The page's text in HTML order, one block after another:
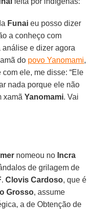
Funai eu posso dizer
a conheço com
e dizer agora
do povo Yanomami,
com ele, me disse: “Ele
nada porque ele não
xamãYanomami. Vai
nomeou no Incra
de grilagem de
.Clovis Cardoso, que é
Grosso, assume
a de Obtenção de